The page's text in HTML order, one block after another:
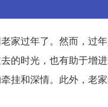
家过年了。然而，过
的时光，也有助于增
挂和深情。此外，老